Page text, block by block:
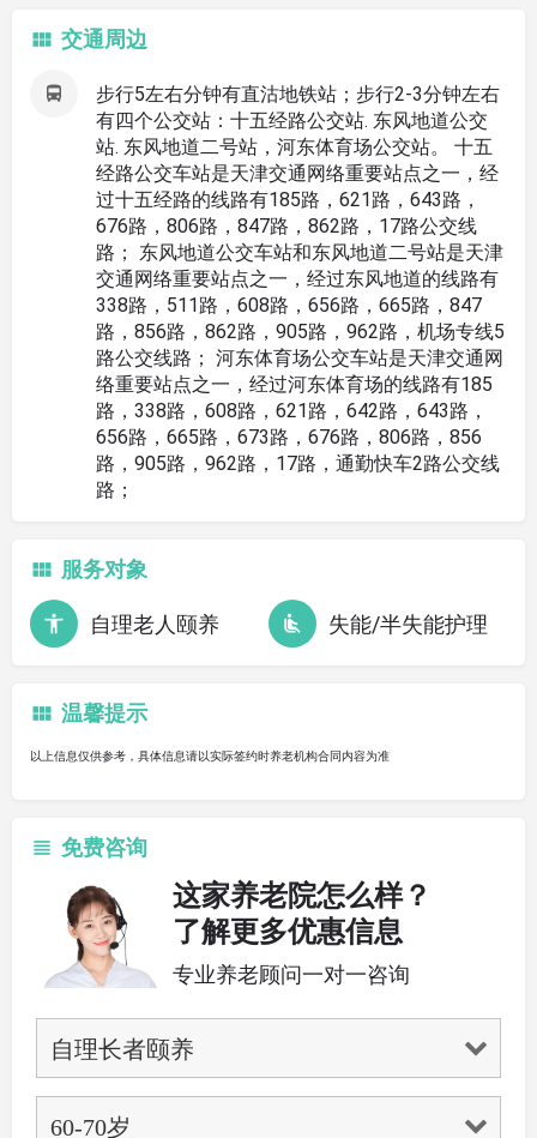
交通周边
步行5左右分钟有直沽地铁站；步行2-3分钟左右
有四个公交站：十五经路公交站. 东风地道公交
站. 东风地道二号站，河东体育场公交站。 十五
经路公交车站是天津交通网络重要站点之一，经
过十五经路的线路有185路，621路，643路，
676路，806路，847路，862路，17路公交线
路； 东风地道公交车站和东风地道二号站是天津
交通网络重要站点之一，经过东风地道的线路有
338路，511路，608路，656路，665路，847
路，856路，862路，905路，962路，机场专线5
路公交线路； 河东体育场公交车站是天津交通网
络重要站点之一，经过河东体育场的线路有185
路，338路，608路，621路，642路，643路，
656路，665路，673路，676路，806路，856
路，905路，962路，17路，通勤快车2路公交线
路；
服务对象
自理老人颐养 失能/半失能护理
温馨提示
以上信息仅供参考，具体信息请以实际签约时养老机构合同内容为准
免费咨询
这家养老院怎么样？
了解更多优惠信息
专业养老顾问一对一咨询